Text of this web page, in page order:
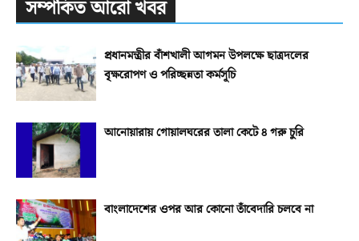
সম্পর্কিত আরো খবর
প্রধানমন্ত্রীর বাঁশখালী আগমন উপলক্ষে ছাত্রদলের
বৃক্ষরোপণ ও পরিচ্ছন্নতা কর্মসূচি
আনোয়ারায় গোয়ালঘরের তালা কেটে ৪ গরু চুরি
বাংলাদেশের ওপর আর কোনো তাঁবেদারি চলবে না